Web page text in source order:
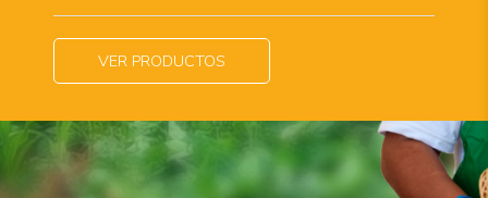
VER PRODUCTOS